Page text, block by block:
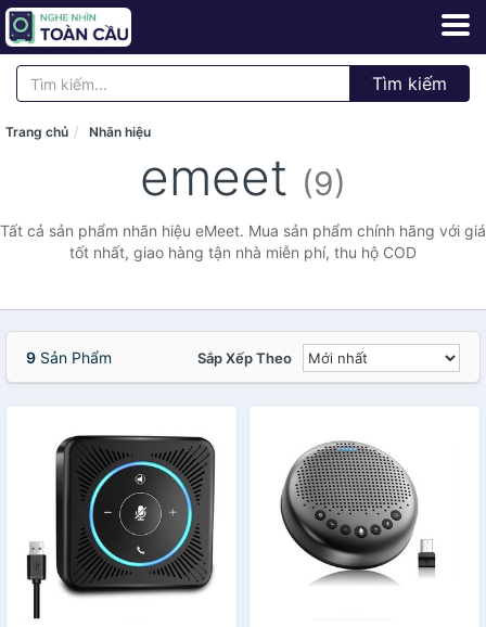
Tìm kiếm
Trang chủ Nhãn hiệu
emeet (9)
Tất cả sản phẩm nhãn hiệu eMeet. Mua sản phẩm chính hãng với giá
tốt nhất, giao hàng tận nhà miễn phí, thu hộ COD
9 Sản Phẩm Sắp Xếp Theo